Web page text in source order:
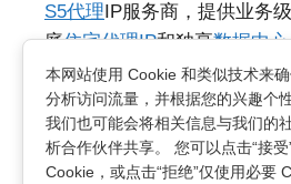
S5代理IP服务商，提供业务
庭住宅代理IP和独享数据中
IP，具备城市级动态IP资源
HTTP/SOCKS5协议，适用
网络访问需求的业务。支持
发连接及动态轮换和粘性会
本网站使用 Cookie 和类似技术来确
分析访问流量，并根据您的兴趣个
我们也可能会将相关信息与我们的
析合作伙伴共享。 您可以点击“接
Cookie，或点击“拒绝”仅使用必要